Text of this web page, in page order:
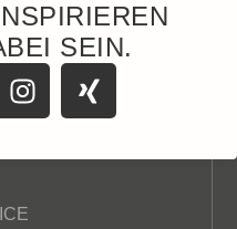
SEIN.